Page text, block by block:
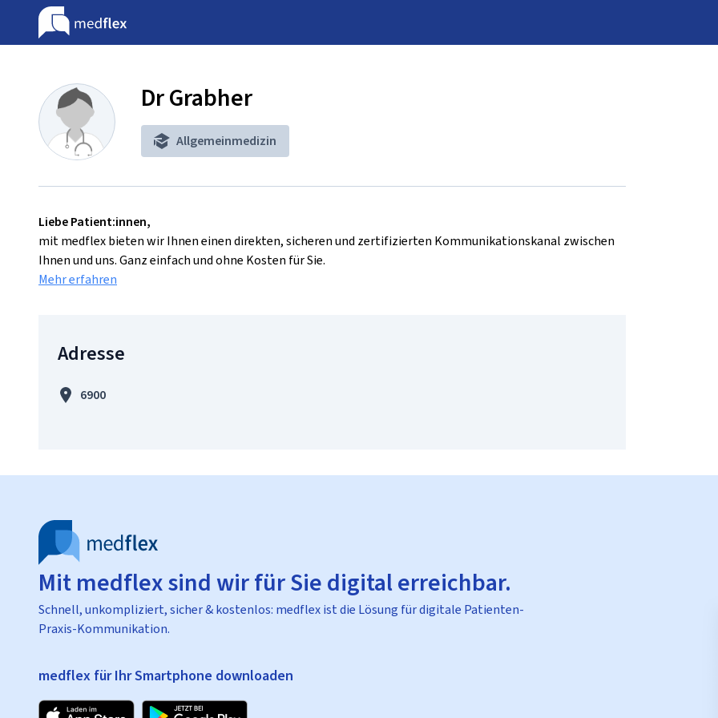
Dr Grabher
Allgemeinmedizin
Liebe Patient:innen,
mit medflex bieten wir Ihnen einen direkten, sicheren und zertifizierten Kommunikationskanal zwischen
Ihnen und uns. Ganz einfach und ohne Kosten für Sie.
Mehr erfahren
Adresse
6900
Mit medflex sind wir für Sie digital erreichbar.
Schnell, unkompliziert, sicher & kostenlos: medflex ist die Lösung für digitale Patienten-
Praxis-Kommunikation.
medflex für Ihr Smartphone downloaden